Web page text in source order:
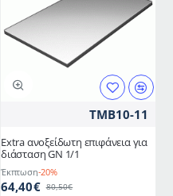
2/4
TMB10-11
Extra ανοξείδωτη επιφάνεια για
διάσταση GN 1/1
Έκπτωση-20%
64,40€ 80,50€